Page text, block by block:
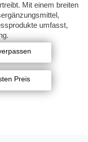
Mit einem breiten
umfasst,
Preis